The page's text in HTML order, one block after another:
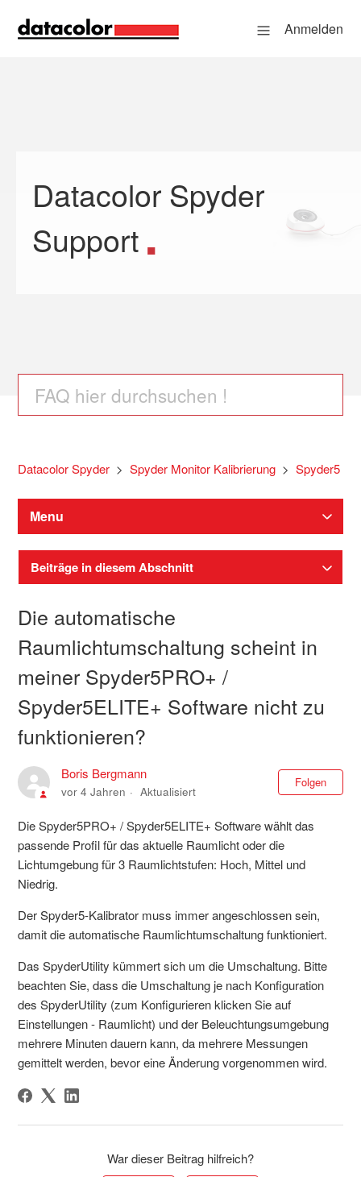
Anmelden
Datacolor Spyder
Support
Suche
Datacolor Spyder Spyder Monitor Kalibrierung Spyder5
Menu
Beiträge in diesem Abschnitt
Die automatische
Raumlichtumschaltung scheint in
meiner Spyder5PRO+ /
Spyder5ELITE+ Software nicht zu
funktionieren?
Boris Bergmann
vor 4 Jahren Aktualisiert
Folgen
Die Spyder5PRO+ / Spyder5ELITE+ Software wählt das
passende Profil für das aktuelle Raumlicht oder die
Lichtumgebung für 3 Raumlichtstufen: Hoch, Mittel und
Niedrig.
Der Spyder5-Kalibrator muss immer angeschlossen sein,
damit die automatische Raumlichtumschaltung funktioniert.
Das SpyderUtility kümmert sich um die Umschaltung. Bitte
beachten Sie, dass die Umschaltung je nach Konfiguration
des SpyderUtility (zum Konfigurieren klicken Sie auf
Einstellungen - Raumlicht) und der Beleuchtungsumgebung
mehrere Minuten dauern kann, da mehrere Messungen
gemittelt werden, bevor eine Änderung vorgenommen wird.
War dieser Beitrag hilfreich?